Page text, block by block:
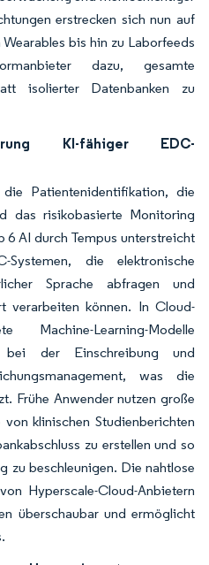
erstrecken sich nun auf
bis hin zu Laborfeeds
dazu, gesamte
isolierter Datenbanken zu
KI-fähiger EDC-
Patientenidentifikation, die
das risikobasierte Monitoring
6 AI durch Tempus unterstreicht
die elektronische
Sprache abfragen und
verarbeiten können. In Cloud-
Machine-Learning-Modelle
bei der Einschreibung und
was die
Frühe Anwender nutzen große
klinischen Studienberichten
zu erstellen und so
zu beschleunigen. Die nahtlose
Hyperscale-Cloud-Anbietern
überschaubar und ermöglicht